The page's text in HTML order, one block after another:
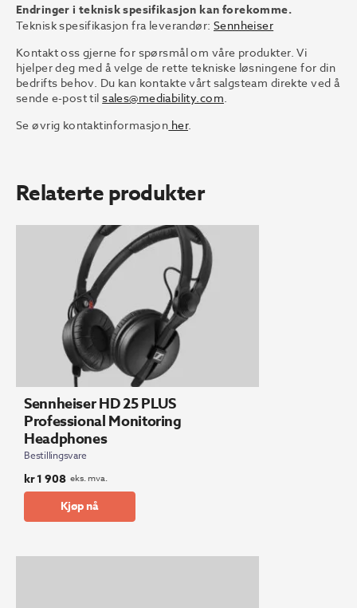
Endringer i teknisk spesifikasjon kan forekomme.
Teknisk spesifikasjon fra leverandør: Sennheiser
Kontakt oss gjerne for spørsmål om våre produkter. Vi
hjelper deg med å velge de rette tekniske løsningene for din
bedrifts behov. Du kan kontakte vårt salgsteam direkte ved å
sende e-post tilsales@mediability.com
Se øvrig kontaktinformasjon her.
Relaterte produkter
Sennheiser HD 25 PLUS
Professional Monitoring
Headphones
Bestillingsvare
kr1 908 eks. mva.
Kjøp nå